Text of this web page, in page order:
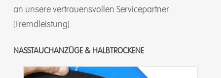
an unsere vertrauensvollen Servicepartner
(Fremdleistung).
NASSTAUCHANZÜGE & HALBTROCKENE